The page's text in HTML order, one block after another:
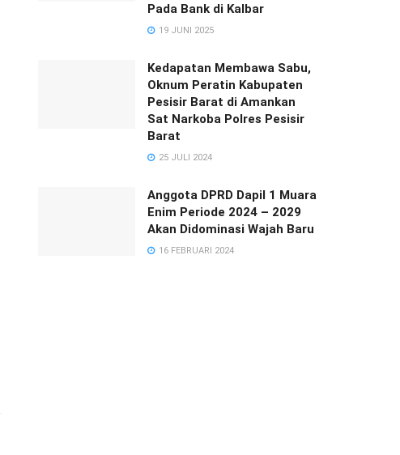
Pada Bank di Kalbar
19 JUNI 2025
Kedapatan Membawa Sabu,
Oknum Peratin Kabupaten
Pesisir Barat di Amankan
Sat Narkoba Polres Pesisir
Barat
25 JULI 2024
Anggota DPRD Dapil 1 Muara
Enim Periode 2024 – 2029
Akan Didominasi Wajah Baru
16 FEBRUARI 2024